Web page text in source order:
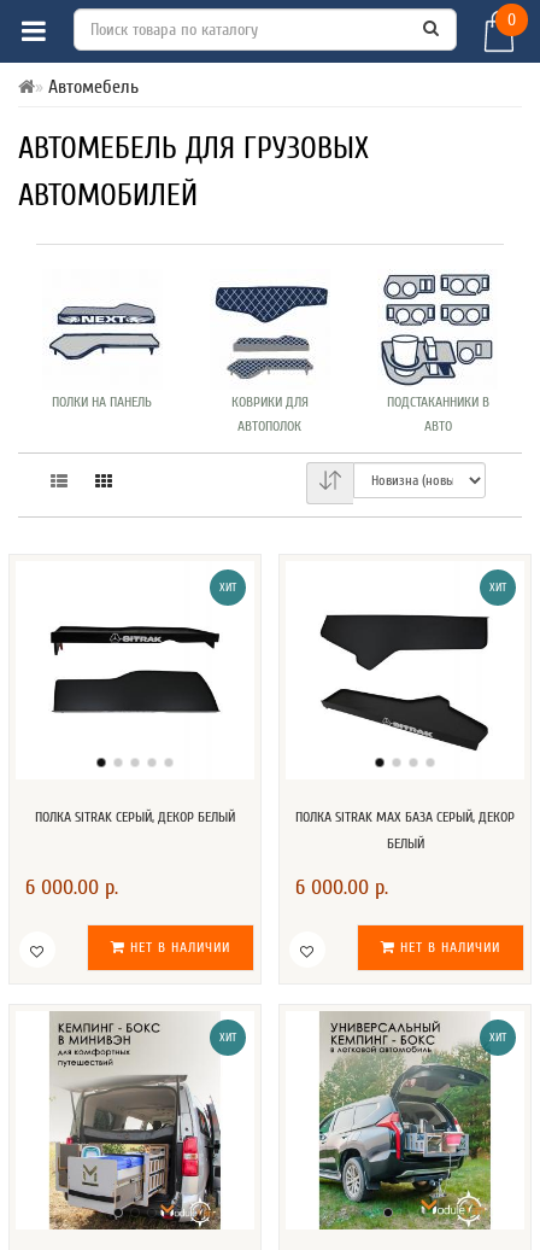
0
Автомебель
АВТОМЕБЕЛЬ ДЛЯ ГРУЗОВЫХ
АВТОМОБИЛЕЙ
ПОЛКИ НА ПАНЕЛЬ
КОВРИКИ ДЛЯ
АВТОПОЛОК
ПОДСТАКАННИКИ В
АВТО
ХИТ
ПОЛКА SITRAK СЕРЫЙ, ДЕКОР БЕЛЫЙ
6 000.00 р.
НЕТ В НАЛИЧИИ
ХИТ
ПОЛКА SITRAK MAX БАЗА СЕРЫЙ, ДЕКОР
БЕЛЫЙ
6 000.00 р.
НЕТ В НАЛИЧИИ
ХИТ ХИТ